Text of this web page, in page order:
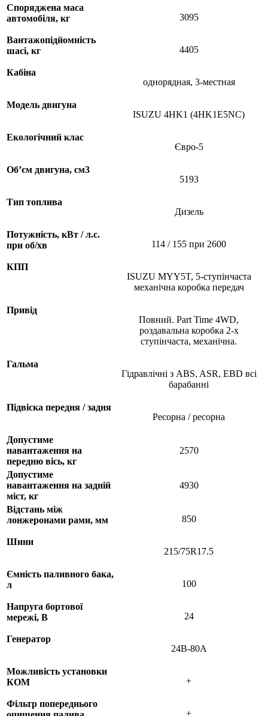
Споряджена маса
автомобіля, кг
3095
Вантажопідйомність
шасі, кг
4405
Кабіна
однорядная, 3-местная
Модель двигуна
ISUZU 4HK1 (4HK1E5NC)
Екологічний клас
Євро-5
Об’єм двигуна, см3
5193
Тип топлива
Дизель
Потужність, кВт / л.с.
при об/хв
114 / 155 при 2600
КПП
ISUZU MYY5T, 5-ступінчаста
механічна коробка передач
Привід
Повний. Part Time 4WD,
роздавальна коробка 2-х
ступінчаста, механічна.
Гальма
Гідравлічні з ABS, ASR, EBD всі
барабанні
Підвіска передня / задня
Ресорна / ресорна
Допустиме
навантаження на
передню вісь, кг
2570
Допустиме
навантаження на задній
міст, кг
4930
Відстань між
лонжеронами рами, мм
850
Шини
215/75R17.5
Ємність паливного бака,
л
100
Напруга бортової
мережі, В
24
Генератор
24В-80А
Можливість установки
КОМ
+
Фільтр попереднього
+